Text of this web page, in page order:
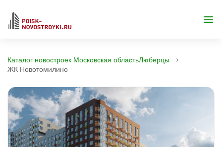
Каталог новостроек Московская областьЛюберцы
ЖК Новотомилино